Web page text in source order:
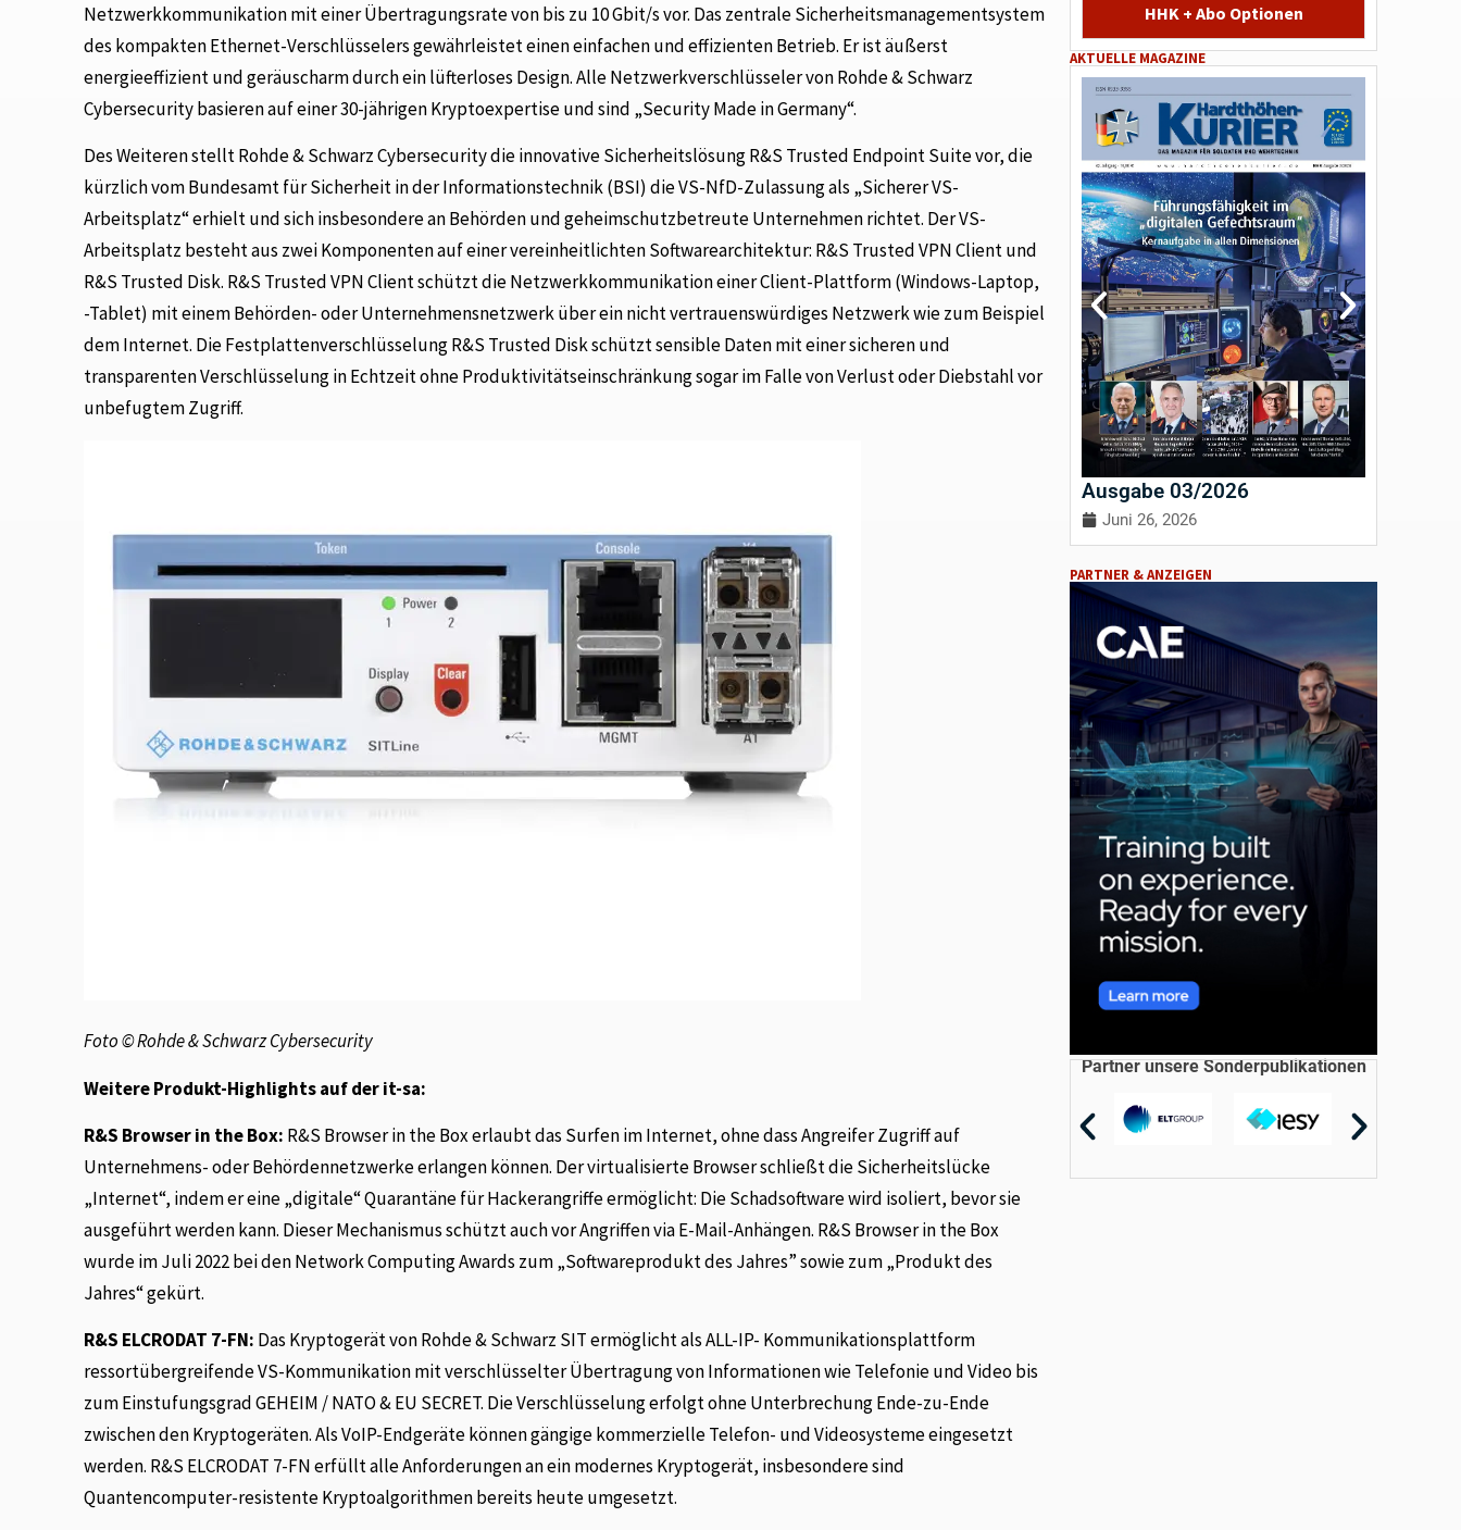
Netzwerkkommunikation mit einer Übertragungsrate von bis zu 10 Gbit/s vor. Das zentrale Sicherheitsmanagementsystem
des kompakten Ethernet-Verschlüsselers gewährleistet einen einfachen und effizienten Betrieb. Er ist äußerst
energieeffizient und geräuscharm durch ein lüfterloses Design. Alle Netzwerkverschlüsseler von Rohde & Schwarz
Cybersecurity basieren auf einer 30-jährigen Kryptoexpertise und sind „Security Made in Germany“.
Des Weiteren stellt Rohde & Schwarz Cybersecurity die innovative Sicherheitslösung R&S Trusted Endpoint Suite vor, die
kürzlich vom Bundesamt für Sicherheit in der Informationstechnik (BSI) die VS-NfD-Zulassung als „Sicherer VS-
Arbeitsplatz“ erhielt und sich insbesondere an Behörden und geheimschutzbetreute Unternehmen richtet. Der VS-
Arbeitsplatz besteht aus zwei Komponenten auf einer vereinheitlichten Softwarearchitektur: R&S Trusted VPN Client und
R&S Trusted Disk. R&S Trusted VPN Client schützt die Netzwerkkommunikation einer Client-Plattform (Windows-Laptop,
-Tablet) mit einem Behörden- oder Unternehmensnetzwerk über ein nicht vertrauenswürdiges Netzwerk wie zum Beispiel
dem Internet. Die Festplattenverschlüsselung R&S Trusted Disk schützt sensible Daten mit einer sicheren und
transparenten Verschlüsselung in Echtzeit ohne Produktivitätseinschränkung sogar im Falle von Verlust oder Diebstahl vor
unbefugtem Zugriff.
Foto © Rohde & Schwarz Cybersecurity
Weitere Produkt-Highlights auf der it-sa:
R&S Browser in the Box: R&S Browser in the Box erlaubt das Surfen im Internet, ohne dass Angreifer Zugriff auf
Unternehmens- oder Behördennetzwerke erlangen können. Der virtualisierte Browser schließt die Sicherheitslücke
„Internet“, indem er eine „digitale“ Quarantäne für Hackerangriffe ermöglicht: Die Schadsoftware wird isoliert, bevor sie
ausgeführt werden kann. Dieser Mechanismus schützt auch vor Angriffen via E-Mail-Anhängen. R&S Browser in the Box
wurde im Juli 2022 bei den Network Computing Awards zum „Softwareprodukt des Jahres” sowie zum „Produkt des
Jahres“ gekürt.
R&S ELCRODAT 7-FN: Das Kryptogerät von Rohde & Schwarz SIT ermöglicht als ALL-IP- Kommunikationsplattform
ressortübergreifende VS-Kommunikation mit verschlüsselter Übertragung von Informationen wie Telefonie und Video bis
zum Einstufungsgrad GEHEIM / NATO & EU SECRET. Die Verschlüsselung erfolgt ohne Unterbrechung Ende-zu-Ende
zwischen den Kryptogeräten. Als VoIP-Endgeräte können gängige kommerzielle Telefon- und Videosysteme eingesetzt
werden. R&S ELCRODAT 7-FN erfüllt alle Anforderungen an ein modernes Kryptogerät, insbesondere sind
Quantencomputer-resistente Kryptoalgorithmen bereits heute umgesetzt.
HHK + Abo Optionen
AKTUELLE MAGAZINE
Ausgabe 03/2026
Juni 26, 2026
PARTNER & ANZEIGEN
Partner unsere Sonderpublikationen